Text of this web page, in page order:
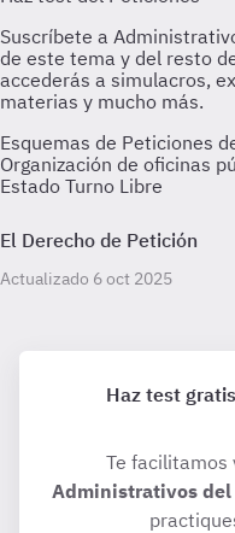
Esquemas de Peticiones
Organización de oficinas
Estado Turno Libre
El Derecho de Petición
Actualizado 6 oct 2025
Haz test
Te
Administrativos del